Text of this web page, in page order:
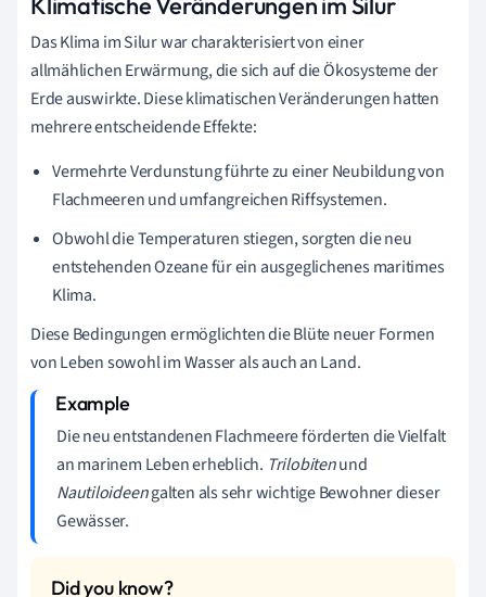
Das Klima im Silur war charakterisiert von einer
allmählichen Erwärmung, die sich auf die Ökosysteme der
Erde auswirkte. Diese klimatischen Veränderungen hatten
mehrere entscheidende Effekte:
Vermehrte Verdunstung führte zu einer Neubildung von
Flachmeeren und umfangreichen Riffsystemen.
Obwohl die Temperaturen stiegen, sorgten die neu
entstehenden Ozeane für ein ausgeglichenes maritimes
Klima.
Diese Bedingungen ermöglichten die Blüte neuer Formen
von Leben sowohl im Wasser als auch an Land.
Die neu entstandenen Flachmeere förderten die Vielfalt
an marinem Leben erheblich. Trilobitenund
Nautiloideengalten als sehr wichtige Bewohner dieser
Gewässer.